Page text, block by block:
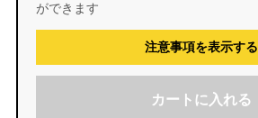
ができます
注意事項を表示する
カートに入れる